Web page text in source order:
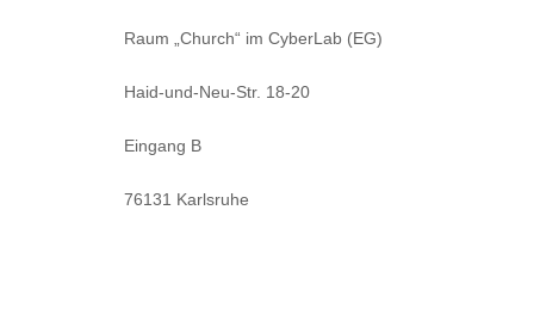
Raum „Church“ im CyberLab (EG)
Haid-und-Neu-Str. 18-20
Eingang B
76131 Karlsruhe